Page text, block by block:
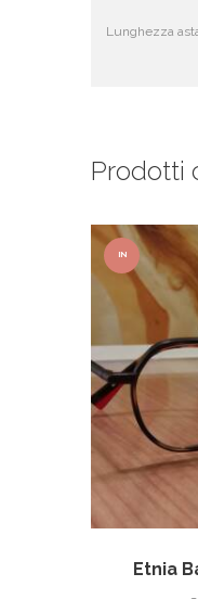
Lunghezza
Prodotti
IN
OFFER
Etnia